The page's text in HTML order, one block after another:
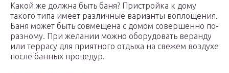
Какой же должна быть баня? Пристройка к дому
такого типа имеет различные варианты воплощения.
Баня может быть совмещена с домом совершенно по-
разному. При желании можно оборудовать веранду
или террасу для приятного отдыха на свежем воздухе
после банных процедур.